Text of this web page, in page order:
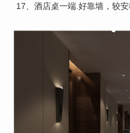
17、酒店桌一端.好靠墙，较安